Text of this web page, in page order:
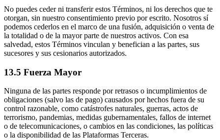
No puedes ceder ni transferir estos Términos, ni los derechos que te
otorgan, sin nuestro consentimiento previo por escrito. Nosotros sí
podemos cederlos en el marco de una fusión, adquisición o venta de
la totalidad o de la mayor parte de nuestros activos. Con esa
salvedad, estos Términos vinculan y benefician a las partes, sus
sucesores y sus cesionarios autorizados.
13.5 Fuerza Mayor
Ninguna de las partes responde por retrasos o incumplimientos de
obligaciones (salvo las de pago) causados por hechos fuera de su
control razonable, como catástrofes naturales, guerras, actos de
terrorismo, pandemias, medidas gubernamentales, fallos de internet
o de telecomunicaciones, o cambios en las condiciones, las políticas
o la disponibilidad de las Plataformas Terceras.